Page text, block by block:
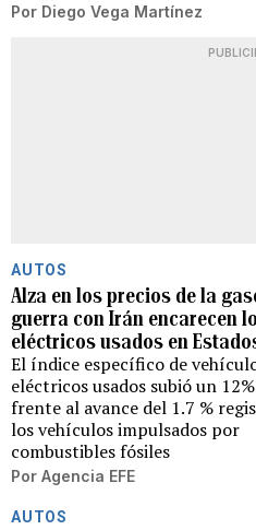
Por Diego Vega Martínez
AUTOS
Alza en los precios de la
guerra con Irán encarecen
eléctricos usados en
El índice específico de
eléctricos usados subió un
frente al avance del 1.7 %
los vehículos impulsados por
combustibles fósiles
Por Agencia EFE
AUTOS